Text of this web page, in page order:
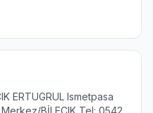
ERTUGRUL Ismetpasa
BİLECIK Tel: 0542